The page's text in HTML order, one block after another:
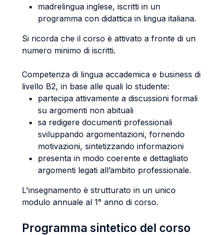
madrelingua inglese, iscritti in un
programma con didattica in lingua italiana.
Si ricorda che il corso è attivato a fronte di un
numero minimo di iscritti.
Competenza di lingua accademica e business di
livello B2, in base alle quali lo studente:
partecipa attivamente a discussioni formali
su argomenti non abituali
sa redigere documenti professionali
sviluppando argomentazioni, fornendo
motivazioni, sintetizzando informazioni
presenta in modo coerente e dettagliato
argomenti legati all’ambito professionale.
L'insegnamento è strutturato in un unico
modulo annuale al 1° anno di corso.
Programma sintetico del corso